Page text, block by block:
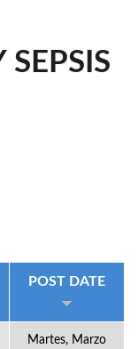
POST DATE
Martes, Marzo